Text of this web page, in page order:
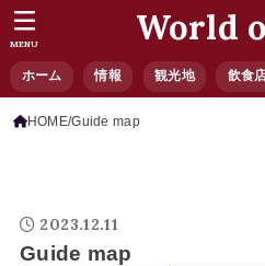
World
ホーム 情報 観光地 飲食
MENU
HOME Guide map
2023.12.11
Guide map